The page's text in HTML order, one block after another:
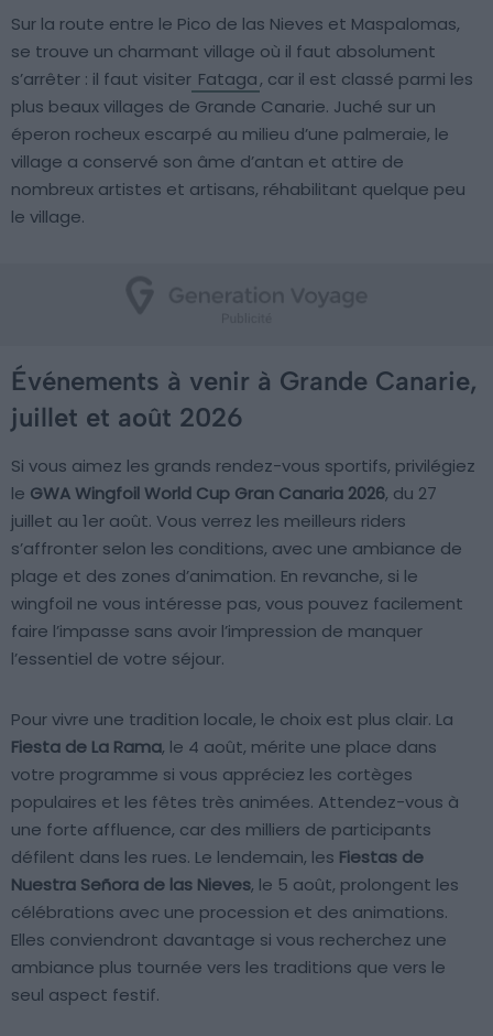
Sur la route entre le Pico de las Nieves et Maspalomas,
se trouve un charmant village où il faut absolument
s’arrêter : il faut visiter Fataga, car il est classé parmi les
plus beaux villages de Grande Canarie. Juché sur un
éperon rocheux escarpé au milieu d’une palmeraie, le
village a conservé son âme d’antan et attire de
nombreux artistes et artisans, réhabilitant quelque peu
le village.
Événements à venir à Grande Canarie,
juillet et août 2026
Si vous aimez les grands rendez-vous sportifs, privilégiez
le GWA Wingfoil World Cup Gran Canaria 2026, du 27
juillet au 1er août. Vous verrez les meilleurs riders
s’affronter selon les conditions, avec une ambiance de
plage et des zones d’animation. En revanche, si le
wingfoil ne vous intéresse pas, vous pouvez facilement
faire l’impasse sans avoir l’impression de manquer
l’essentiel de votre séjour.
Pour vivre une tradition locale, le choix est plus clair. La
Fiesta de La Rama, le 4 août, mérite une place dans
votre programme si vous appréciez les cortèges
populaires et les fêtes très animées. Attendez-vous à
une forte affluence, car des milliers de participants
défilent dans les rues. Le lendemain, les Fiestas de
Nuestra Señora de las Nieves, le 5 août, prolongent les
célébrations avec une procession et des animations.
Elles conviendront davantage si vous recherchez une
ambiance plus tournée vers les traditions que vers le
seul aspect festif.